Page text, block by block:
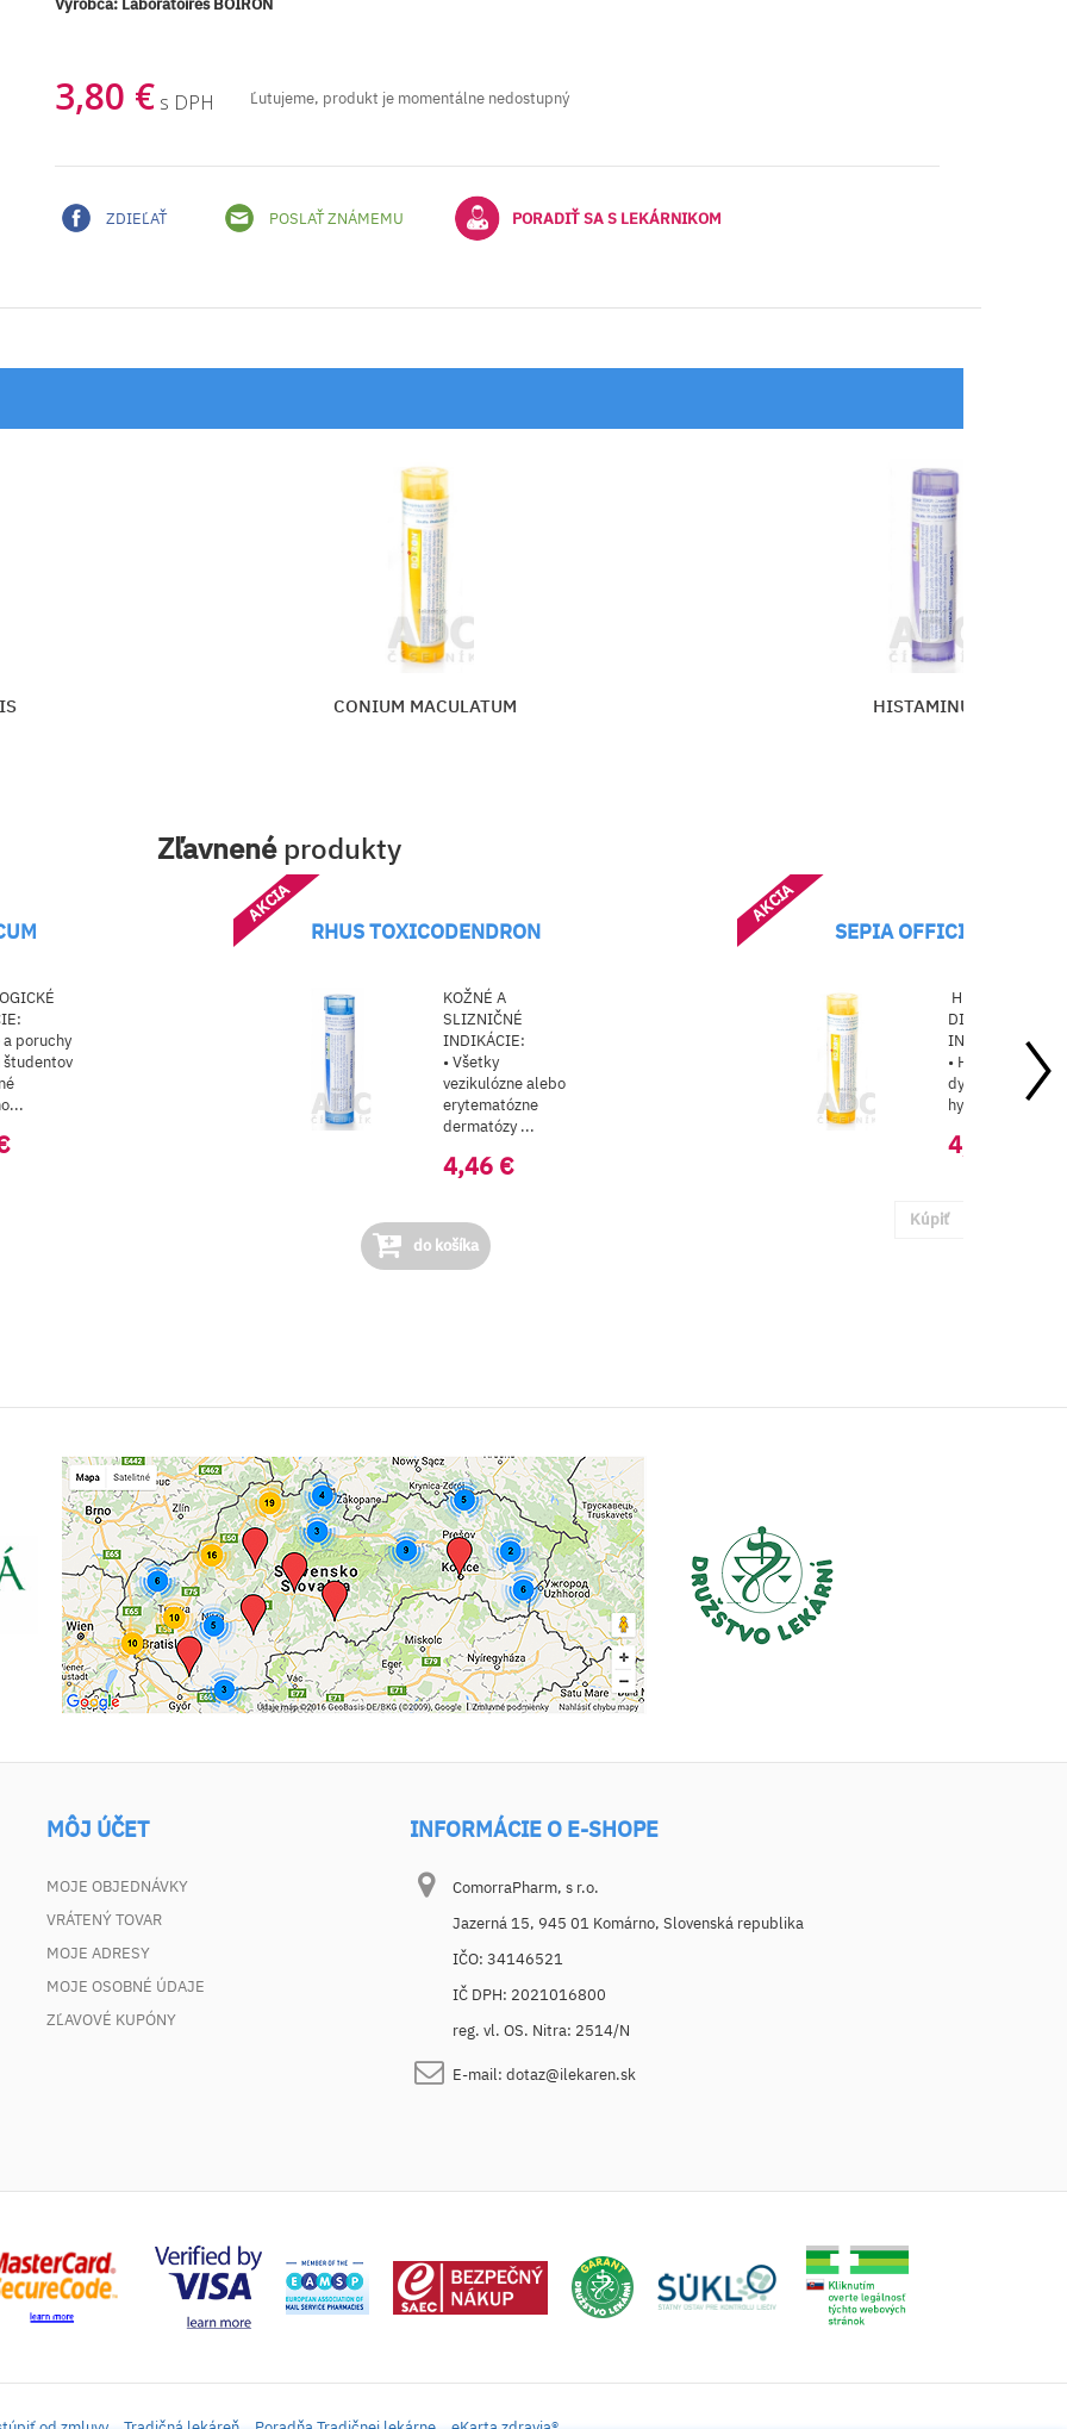
Výrobca: Laboratoires BOIRON
3,80 € s DPH Ľutujeme, produkt je momentálne nedostupný
ZDIEĽAŤ POSLAŤ ZNÁMEMU PORADIŤ SA S LEKÁRNIKOM
CONIUM MACULATUM HISTAMINUM
Zľavnenéprodukty
a poruchy
študentov
RHUS TOXICODENDRON
AKCIA
KOŽNÉ A
SLIZNIČNÉ
INDIKÁCIE:
• Všetky
vezikulózne alebo
erytematózne
dermatózy ...
4,46 €
do košíka
SEPIA OFFICINALIS
AKCIA
HEPATO–
DIGESTÍVNE
INDIKÁCIE:
• Hypostenická
dyspepsia u
hypochlorhydr...
4,46 €
Kúpiť
MÔJ ÚČET
MOJE OBJEDNÁVKY
VRÁTENÝ TOVAR
MOJE ADRESY
MOJE OSOBNÉ ÚDAJE
ZĽAVOVÉ KUPÓNY
INFORMÁCIE O E-SHOPE
ComorraPharm, s r.o.
Jazerná 15, 945 01 Komárno, Slovenská republika
IČO: 34146521
IČ DPH: 2021016800
reg. vl. OS. Nitra: 2514/N
E-mail: dotaz@ilekaren.sk